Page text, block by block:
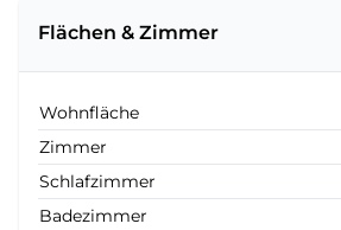
Flächen & Zimmer
Wohnfläche
Zimmer
Schlafzimmer
Badezimmer